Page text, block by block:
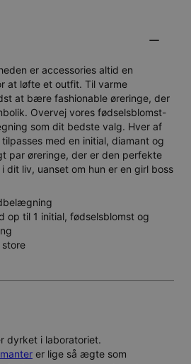
er accessories altid en
at løfte et outfit. Til varme
at bære fashionable øreringe, der
Overvej vores fødselsblomst-
som dit bedste valg. Hver af
med en initial, diamant og
par øreringe, der er den perfekte
dit liv, uanset om hun er en girl boss
op til 1 initial, fødselsblomst og
store
dyrket i laboratoriet.
er lige så ægte som